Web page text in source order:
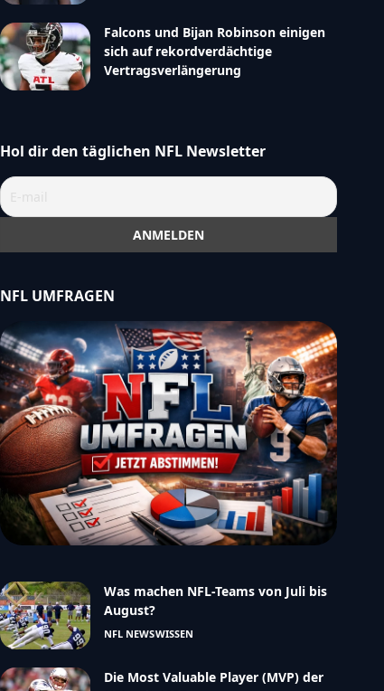
Falcons und Bijan Robinson einigen
sich auf rekordverdächtige
Vertragsverlängerung
Hol dir den täglichen NFL Newsletter
NFL UMFRAGEN
Was machen NFL-Teams von Juli bis
August?
NFL NEWSWISSEN
Die Most Valuable Player (MVP) der